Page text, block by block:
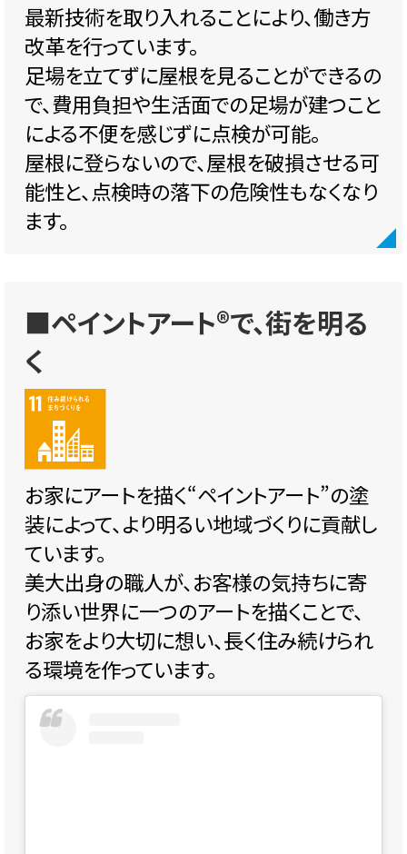
最新技術を取り入れることにより、働き方
改革を行っています。
足場を立てずに屋根を見ることができるの
で、費用負担や生活面での足場が建つこと
による不便を感じずに点検が可能。
屋根に登らないので、屋根を破損させる可
能性と、点検時の落下の危険性もなくなり
ます。
■ペイントアート®で、街を明る
く
お家にアートを描く“ペイントアート”の塗
装によって、より明るい地域づくりに貢献し
ています。
美大出身の職人が、お客様の気持ちに寄
り添い世界に一つのアートを描くことで、
お家をより大切に想い、長く住み続けられ
る環境を作っています。